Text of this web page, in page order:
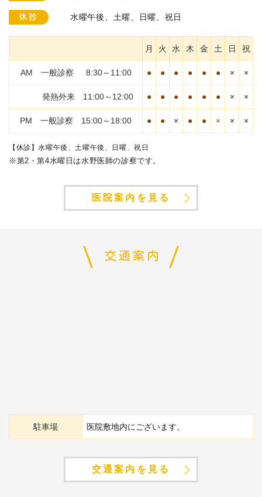
休診 水曜午後、土曜、日曜、祝日
月 火 水 木 金 土 日 祝
AM 一般診察 8:30～11:00 ● ● ● ● ● ● × ×
発熱外来 11:00～12:00 ● ● ● ● ● ● × ×
PM 一般診察 15:00～18:00 ● ● × ● ● × × ×
【休診】水曜午後、土曜午後、日曜、祝日
※第2・第4水曜日は水野医師の診察です。
医院案内を見る
交通案内
駐車場 医院敷地内にございます。
交通案内を見る